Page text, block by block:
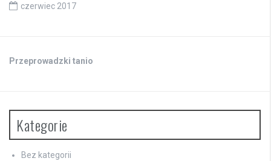
czerwiec 2017
Przeprowadzki tanio
Kategorie
Bez kategorii